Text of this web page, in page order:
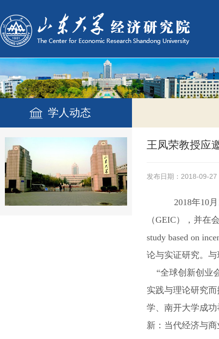
学人动态
王凤荣教授应
发布日期：2018-09-27
2018年10月
（GEIC），并在
study based on
论与实证研究。
“全球创新创业
实践与理论研究
学、南开大学成
新：当代经济与